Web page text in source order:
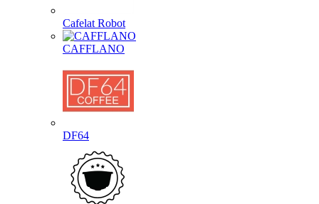
Cafelat Robot
CAFFLANO
DF64